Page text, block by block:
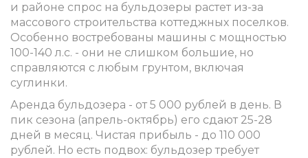
и районе спрос на бульдозеры растет из-за
массового строительства коттеджных поселков.
Особенно востребованы машины с мощностью
100-140 л.с. - они не слишком большие, но
справляются с любым грунтом, включая
суглинки.
Аренда бульдозера - от 5 000 рублей в день. В
пик сезона (апрель-октябрь) его сдают 25-28
дней в месяц. Чистая прибыль - до 110 000
рублей. Но есть подвох: бульдозер требует